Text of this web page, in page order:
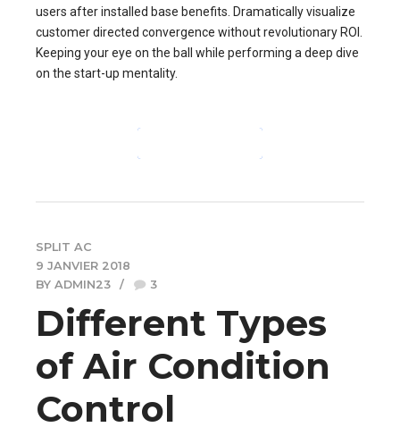
users after installed base benefits. Dramatically visualize
customer directed convergence without revolutionary ROI.
Keeping your eye on the ball while performing a deep dive
on the start-up mentality.
SPLIT AC
9 JANVIER 2018
BY ADMIN23
3
Different Types
of Air Condition
Control